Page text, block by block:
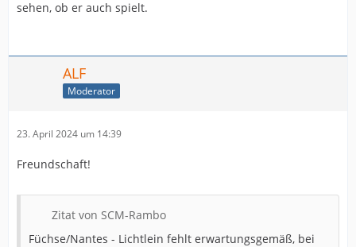
sehen, ob er auch spielt.
ALF
Moderator
23. April 2024 um 14:39
Freundschaft!
Zitat von SCM-Rambo
Füchse/Nantes - Lichtlein fehlt erwartungsgemäß, bei